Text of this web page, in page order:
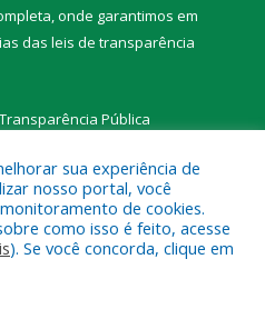
onde garantimos em
das leis de transparência
Pública
a Prefeitura Municipal de
sua experiência de
nosso portal, você
de cookies.
como isso é feito, acesse
). Se você concorda, clique em